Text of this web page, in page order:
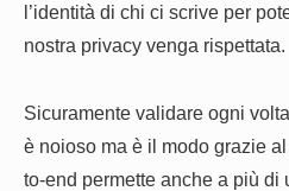
l’identità di chi ci scrive per
nostra privacy venga rispettata.
Sicuramente validare ogni
è noioso ma è il modo grazie
to-end permette anche a più di